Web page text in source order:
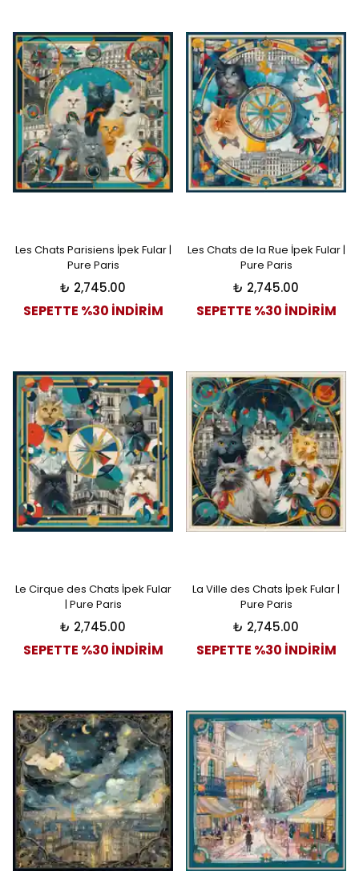
Les Chats Parisiens İpek Fular |
Pure Paris
₺ 2,745.00
SEPETTE %30 İNDİRİM
Les Chats de la Rue İpek Fular |
Pure Paris
₺ 2,745.00
SEPETTE %30 İNDİRİM
Le Cirque des Chats İpek Fular
| Pure Paris
₺ 2,745.00
SEPETTE %30 İNDİRİM
La Ville des Chats İpek Fular |
Pure Paris
₺ 2,745.00
SEPETTE %30 İNDİRİM